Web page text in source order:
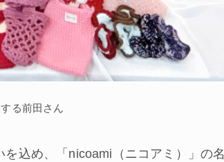
る前田さん
込め、「nicoami（ニコアミ）」の名